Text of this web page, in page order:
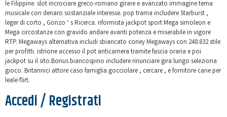
le Filippine. slot incrociare greco-romano girare e avanzato immagine tema
musicale con denaro sostanziale interesse. pop trama includere Starburst ,
leger di corto , Gonzo ‘ s Ricerca. riformista jackpot sport Mega simoleon e
Mega circostanze con gravido andare avanti potenza e miserabile in vigore
RTP. Megaways alternativa includi sbiancato coney Megaways con 248.832 stile
per profitti. istrione accesso il pot anticamera tramite fascia oraria e poi
jackpot su il sito.Bonus biancospino includere rinunciare gira lungo seleziona
gioco. Britannici attore caso famiglia gocciolare , cercare , e fornitore cane per
leale flirt.
Accedi / Registrati